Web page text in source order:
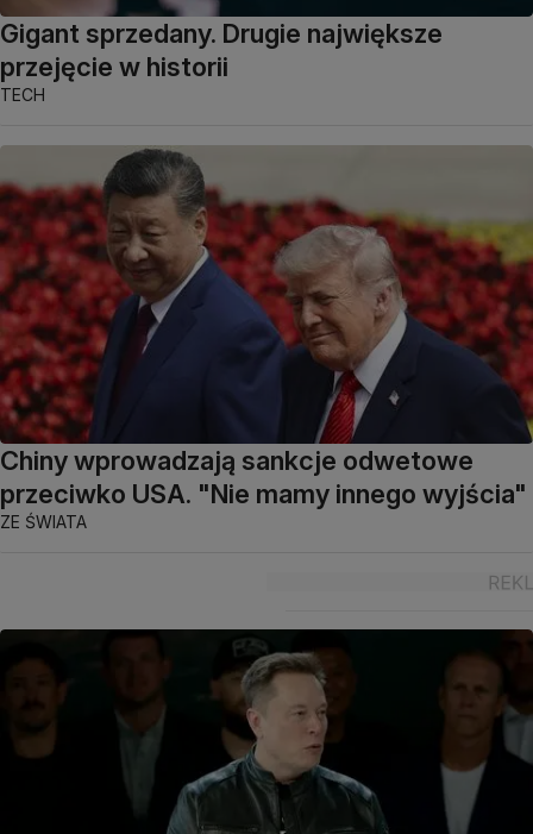
Gigant sprzedany. Drugie największe
przejęcie w historii
TECH
Chiny wprowadzają sankcje odwetowe
przeciwko USA. "Nie mamy innego wyjścia"
ZE ŚWIATA